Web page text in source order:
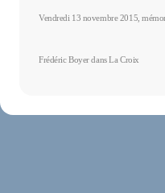
Vendredi 13 novembre 2015,
Frédéric Boyer dans La Croix